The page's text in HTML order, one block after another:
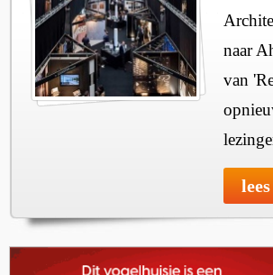
naar
van